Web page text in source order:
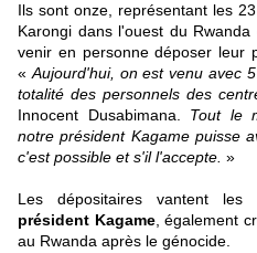
Ils sont onze, représentant les
Karongi dans l'ouest du
venir en personne déposer leur
« Aujourd'hui, on est venu avec
totalité des personnels des
Innocent Dusabimana. Tout le
notre président Kagame puisse
c'est possible et s'il l'accepte. »
Les dépositaires vantent les
président Kagame, également
au Rwanda après le génocide.